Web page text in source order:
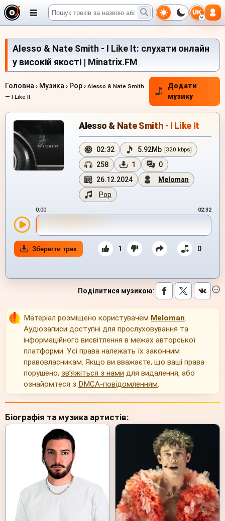
UK
Alesso & Nate Smith - I Like It: слухати онлайн
у високій якості | Minatrix.FM
Головна › Музика › Pop› Alesso & Nate Smith
— I Like It
Додати
музику
Alesso & Nate Smith - I Like It
02:32 5.92Mb [320 kbps]
258 1
0
26.12.2024
Meloman
Pop
0:00 02:32
Зберегти трек 1 0
Поділитися музикою:
Матеріал розміщено користувачем Meloman.
Аудіозаписи доступні для прослуховування та
інформаційного висвітлення в межах авторської
платформи. Усі права належать їх законним
правовласникам. Якщо ви вважаєте, що ваші права
порушено, зв’яжіться з нами для видалення, або
ознайомтеся з DMCA-повідомленням.
Біографія та музика артистів: